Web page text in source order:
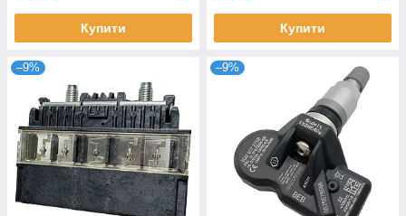
Купити Купити
–9% –9%